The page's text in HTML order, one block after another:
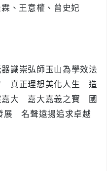
、王意權、曾史妃
識崇弘師玉山為學效法
真正理想美化人生 造
嘉大 嘉大嘉義之寶 國
展 名聲遠揚追求卓越